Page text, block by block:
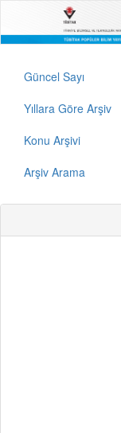
Güncel Sayı
Yıllara Göre Arşiv
Konu Arşivi
Arşiv Arama